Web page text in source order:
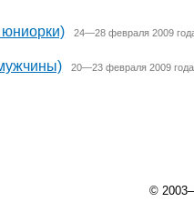
24—28 февраля 2009
20—23 февраля 2009 года
©